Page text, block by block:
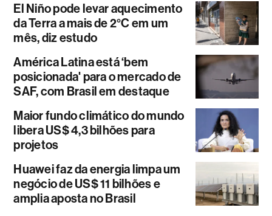
El Niño pode levar aquecimento
da Terra a mais de 2°C em um
mês, diz estudo
América Latina está ‘bem
posicionada' para o mercado de
SAF, com Brasil em destaque
Maior fundo climático do mundo
libera US$ 4,3 bilhões para
projetos
Huawei faz da energia limpa um
negócio de US$ 11 bilhões e
amplia aposta no Brasil